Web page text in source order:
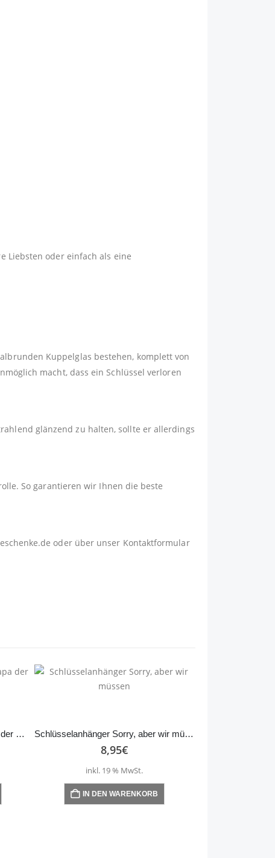
Liebsten oder einfach als eine
Kuppelglas bestehen, komplett von
macht, dass ein Schlüssel verloren
glänzend zu halten, sollte er allerdings
So garantieren wir Ihnen die beste
oder über unser Kontaktformular
Schlüsselanhänger Bester Papa der Welt – Anker Schlüsselanhänger Sorry, aber wir müssen
8,95€
inkl. 19 % MwSt.
IN DEN WARENKORB